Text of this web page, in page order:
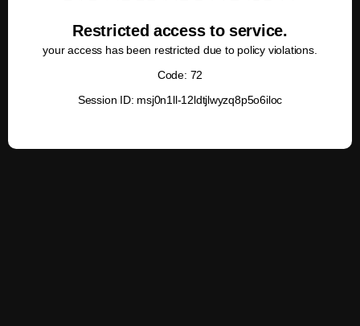
Restricted access to service.
your access has been restricted due to policy violations.
Code: 72
Session ID: msj0n1ll-12ldtjlwyzq8p5o6iloc